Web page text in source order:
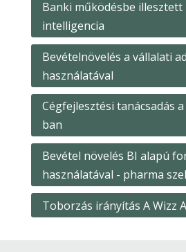
Banki működésbe illesztett
intelligencia
Bevételnövelés a vállalati
használatával
Cégfejlesztési tanácsadás
ban
Bevétel növelés BI alapú
használatával - pharma
Toborzás irányítás A Wizz